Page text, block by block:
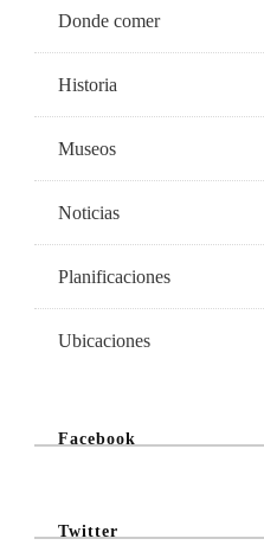
Donde comer
Historia
Museos
Noticias
Planificaciones
Ubicaciones
Facebook
Twitter